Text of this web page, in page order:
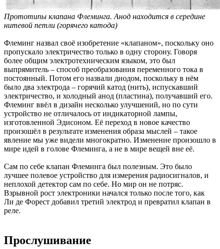
Прототипы клапана Флеминга. Анод находится в середине
нитевой петли (горячего катода)
Флеминг назвал своё изобретение «клапаном», поскольку оно
пропускало электричество только в одну сторону. Говоря
более общим электротехническим языком, это был
выпрямитель – способ преобразования переменного тока в
постоянный. Потом его назвали диодом, поскольку в нём
было два электрода – горячий катод (нить), испускавший
электричество, и холодный анод (пластина), получавший его.
Флеминг ввёл в дизайн несколько улучшений, но по сути
устройство не отличалось от индикаторной лампы,
изготовленной Эдисоном. Её переход в новое качество
произошёл в результате изменения образа мыслей – такое
явление мы уже видели многократно. Изменение произошло в
мире идей в голове Флеминга, а не в мире вещей вне её.
Сам по себе клапан Флеминга был полезным. Это было
лучшее полевое устройство для измерения радиосигналов, и
неплохой детектор сам по себе. Но мир он не потряс.
Взрывной рост электроники начался только после того, как
Ли де Форест добавил третий электрод и превратил клапан в
реле.
Прослушивание